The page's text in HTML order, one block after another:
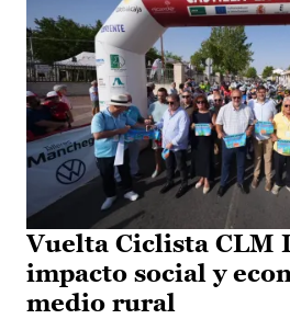
Vuelta Ciclista CLM
impacto social y
medio rural